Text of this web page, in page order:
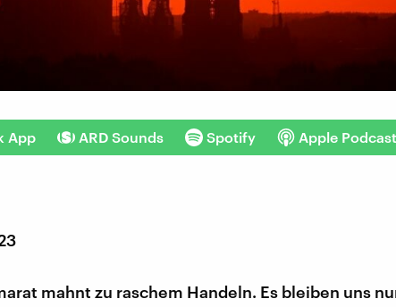
App ARD Sounds Spotify Apple
mahnt zu raschem Handeln. Es bleiben uns